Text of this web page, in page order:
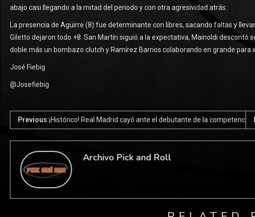
abajo casi llegando a la mitad del periodo y con otra agresividad atrás.
La presencia de Aguirre (8) fue determinante con libres, sacando faltas y
Giletto dejaron todo +8. San Martín siguió a la expectativa, Mainoldi descontó
doble más un bombazo clutch y Ramírez Barrios colaborando en grande para
José Fiebig
@Josefiebig
Previous:¡Histórico! Real Madrid cayó ante el debutante de la competencia
Archivo Pick and Roll